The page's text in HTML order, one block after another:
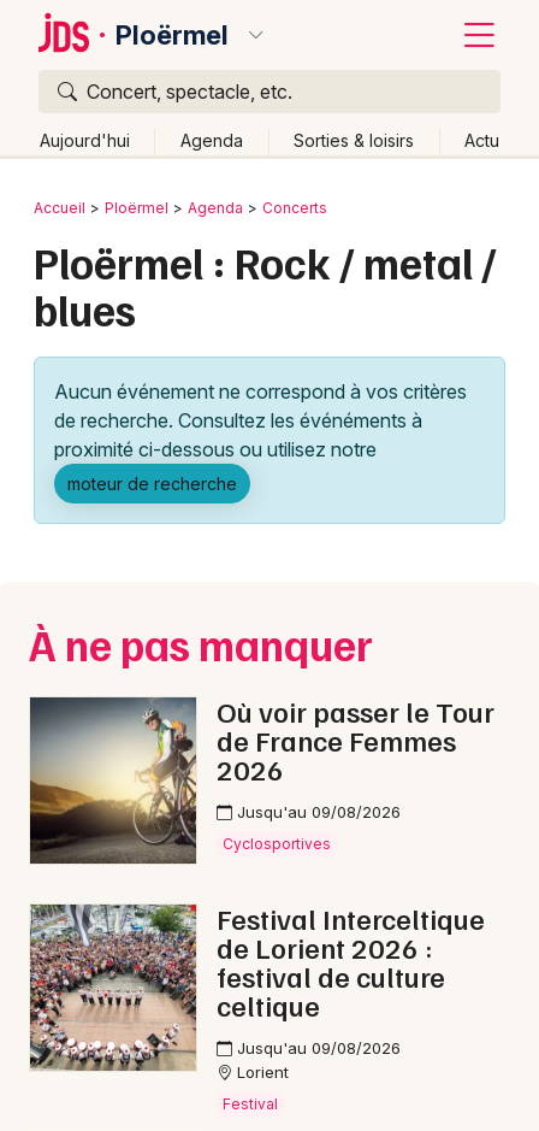
Ploërmel
Concert, spectacle, etc.
Aujourd'hui Agenda Sorties & loisirs Actu
Publier un événement
Grands événements
Activité & Expérience
Manifestations
Foires & salons
Concerts
Sports
Sorties famille
Sorties & loisirs
Rock / metal dans le Morbihan
Rock / metal en Bretagne
Bordeaux
Colmar
Lille
Lyon
Marseille
Mulhouse
Nice
Paris
Strasbourg
Toulouse
Toutes les villes
Retour
Accueil Ploërmel Agenda Concerts
Ploërmel : Rock / metal /
blues
Aucun événement ne correspond à vos critères
de recherche. Consultez les événéments à
proximité ci-dessous ou utilisez notre
moteur de recherche
À ne pas manquer
Où voir passer le Tour
de France Femmes
2026
Jusqu'au 09/08/2026
Cyclosportives
Festival Interceltique
de Lorient 2026 :
festival de culture
celtique
Jusqu'au 09/08/2026
Lorient
Festival
Quoi ?
Où ?
Partout
Près de moi Changer de lieu
Quand ?
Aujourd'hui
Demain Ce week-end Autre